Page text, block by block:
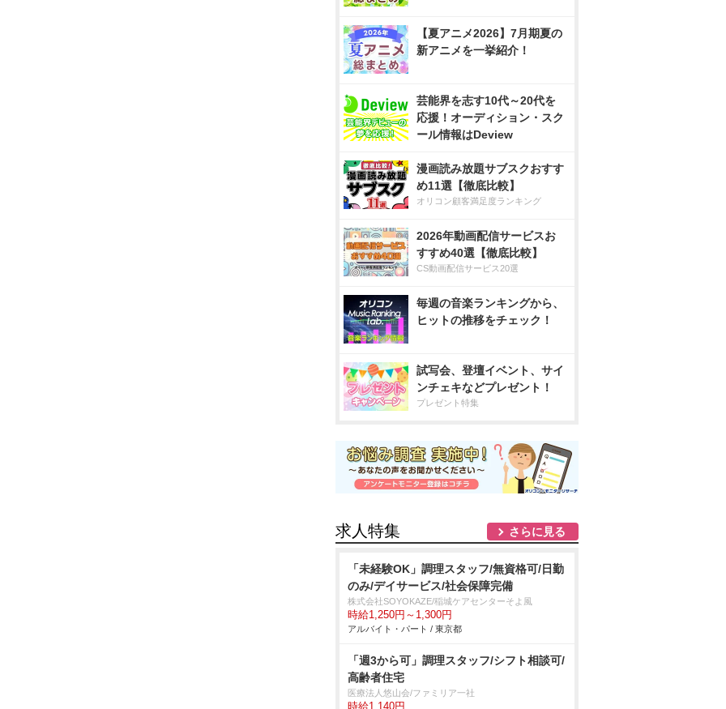
【夏アニメ2026】7月期夏の
新アニメを一挙紹介！
芸能界を志す10代～20代を
応援！オーディション・スク
ール情報はDeview
漫画読み放題サブスクおすす
め11選【徹底比較】
オリコン顧客満足度ランキング
2026年動画配信サービスお
すすめ40選【徹底比較】
CS動画配信サービス20選
毎週の音楽ランキングから、
ヒットの推移をチェック！
試写会、登壇イベント、サイ
ンチェキなどプレゼント！
プレゼント特集
求人特集 さらに見る
「未経験OK」調理スタッフ/無資格可/日勤
のみ/デイサービス/社会保障完備
株式会社SOYOKAZE/稲城ケアセンターそよ風
時給1,250円～1,300円
アルバイト・パート / 東京都
「週3から可」調理スタッフ/シフト相談可/
高齢者住宅
医療法人悠山会/ファミリア一社
時給1,140円